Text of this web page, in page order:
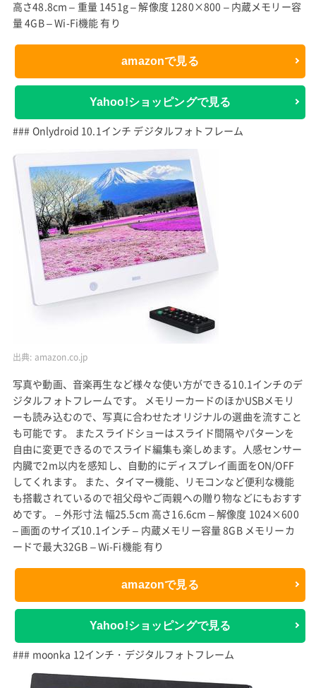
高さ48.8cm – 重量 1451g – 解像度 1280×800 – 内蔵メモリー容
量 4GB – Wi-Fi機能 有り
amazonで見る
Yahoo!ショッピングで見る
### Onlydroid 10.1インチ デジタルフォトフレーム
出典: amazon.co.jp
写真や動画、音楽再生など様々な使い方ができる10.1インチのデ
ジタルフォトフレームです。 メモリーカードのほかUSBメモリ
ーも読み込むので、写真に合わせたオリジナルの選曲を流すこと
も可能です。 またスライドショーはスライド間隔やパターンを
自由に変更できるのでスライド編集も楽しめます。人感センサー
内臓で2m以内を感知し、自動的にディスプレイ画面をON/OFF
してくれます。 また、タイマー機能、リモコンなど便利な機能
も搭載されているので祖父母やご両親への贈り物などにもおすす
めです。 – 外形寸法 幅25.5cm 高さ16.6cm – 解像度 1024×600
– 画面のサイズ10.1インチ – 内蔵メモリー容量 8GB メモリーカ
ードで最大32GB – Wi-Fi機能 有り
amazonで見る
Yahoo!ショッピングで見る
### moonka 12インチ・デジタルフォトフレーム